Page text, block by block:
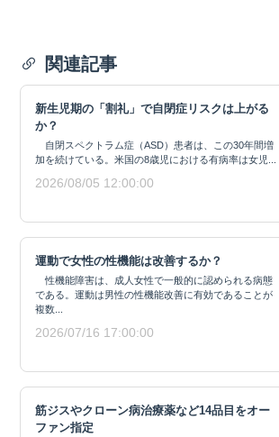
関連記事
新生児期の「割礼」で自閉症リスクは上がる
か？
自閉スペクトラム症（ASD）患者は、この30年間増
加を続けている。米国の8歳児における有病率は女児...
2026/08/05 12:00:00
運動で女性の性機能は改善するか？
性機能障害は、成人女性で一般的に認められる病態
である。運動は男性の性機能改善に有効であることが
複数...
2026/07/16 17:00:00
筋ジスやクローン病治療薬など14品目をオー
ファン指定